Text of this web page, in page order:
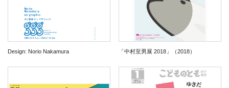
Design: Norio Nakamura 「中村至男展 2018」（2018）